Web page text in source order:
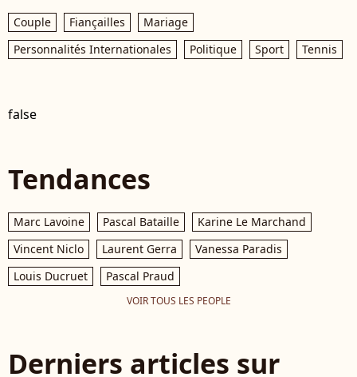
Couple Fiançailles
Mariage
Personnalités Internationales
Politique Sport Tennis
false
Tendances
Marc Lavoine Pascal Bataille
Karine Le Marchand
Vincent Niclo
Laurent Gerra
Vanessa Paradis
Louis Ducruet
Pascal Praud
VOIR TOUS LES PEOPLE
Derniers articles sur